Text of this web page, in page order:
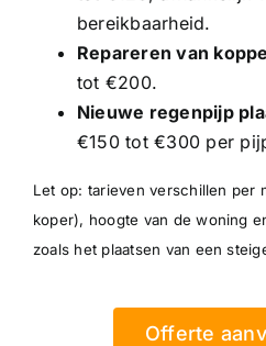
bereikbaarheid.
Repareren van
tot €200.
Nieuwe regenpijp
€150 tot €300 per
Let op: tarieven verschillen per
koper), hoogte van de woning
zoals het plaatsen van een
Offerte